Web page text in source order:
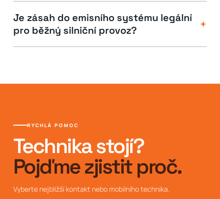
Je zásah do emisního systému legální
pro běžný silniční provoz?
+
RYCHLÁ POMOC
Technika stojí?
Pojďme zjistit proč.
Vyberte nejbližší kontakt nebo mobilního technika.